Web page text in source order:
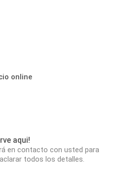
online
aqui!
en contacto con usted para
todos los detalles.